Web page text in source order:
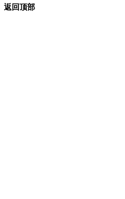
返回顶部